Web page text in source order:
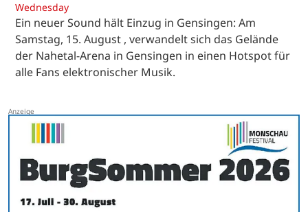
Wednesday
Ein neuer Sound hält Einzug in Gensingen: Am
Samstag, 15. August , verwandelt sich das Gelände
der Nahetal-Arena in Gensingen in einen Hotspot für
alle Fans elektronischer Musik.